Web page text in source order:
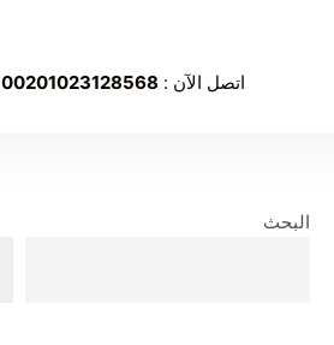
اتصل الآن : 00201023128568
البحث